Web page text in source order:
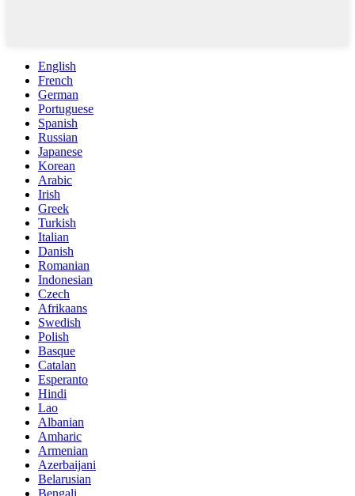
English
French
German
Portuguese
Spanish
Russian
Japanese
Korean
Arabic
Irish
Greek
Turkish
Italian
Danish
Romanian
Indonesian
Czech
Afrikaans
Swedish
Polish
Basque
Catalan
Esperanto
Hindi
Lao
Albanian
Amharic
Armenian
Azerbaijani
Belarusian